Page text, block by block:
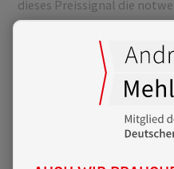
dieses Preissignal die
da sind wir uns heute hier
Koalitionsvertrag
Ausgleichsmechanismus
Wir brauchen auch beim
meine Damen und Herren.
(Beifall bei der SPD sowie